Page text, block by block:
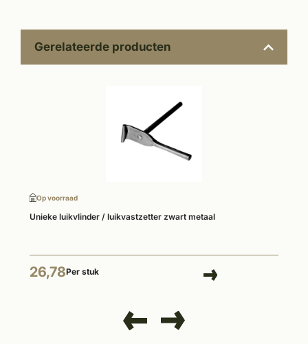
Gerelateerde producten
Op voorraad
Unieke luikvlinder / luikvastzetter zwart metaal
26,78Per stuk